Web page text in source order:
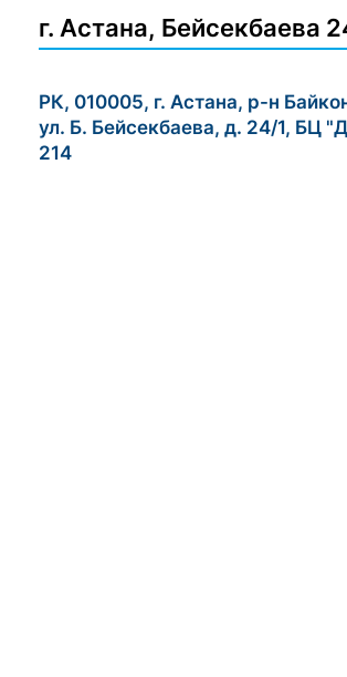
г. Астана, Бейсекбаева
РК, 010005, г. Астана, р-н
ул. Б. Бейсекбаева, д. 24/1, БЦ
214